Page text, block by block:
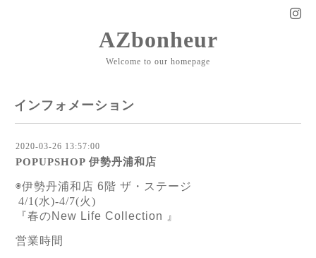
AZbonheur
Welcome to our homepage
インフォメーション
2020-03-26 13:57:00
POPUPSHOP 伊勢丹浦和店
◉伊勢丹浦和店 6階 ザ・ステージ
4/1(水)-4/7(火)
『春のNew Life Collection 』
営業時間